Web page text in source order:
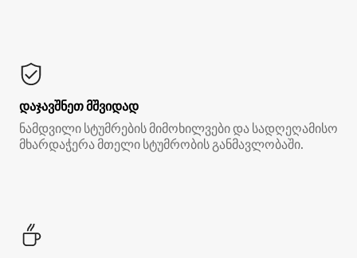
დაჯავშნეთ მშვიდად
ნამდვილი სტუმრების მიმოხილვები და სადღეღამისო
მხარდაჭერა მთელი სტუმრობის განმავლობაში.